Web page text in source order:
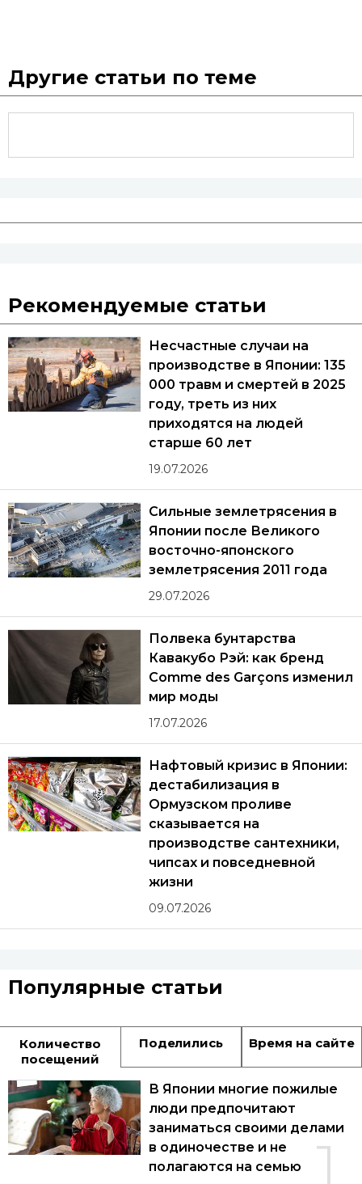
Другие статьи по теме
Рекомендуемые статьи
Несчастные случаи на
производстве в Японии: 135
000 травм и смертей в 2025
году, треть из них
приходятся на людей
старше 60 лет
19.07.2026
Сильные землетрясения в
Японии после Великого
восточно-японского
землетрясения 2011 года
29.07.2026
Полвека бунтарства
Кавакубо Рэй: как бренд
Comme des Garçons изменил
мир моды
17.07.2026
Нафтовый кризис в Японии:
дестабилизация в
Ормузском проливе
сказывается на
производстве сантехники,
чипсах и повседневной
жизни
09.07.2026
Популярные статьи
Количество
посещений
Поделились Время на сайте
1
В Японии многие пожилые
люди предпочитают
заниматься своими делами
в одиночестве и не
полагаются на семью